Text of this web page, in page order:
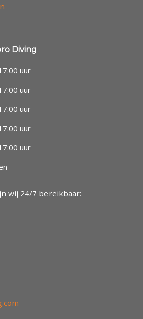
Diving
uur
uur
uur
uur
uur
wij 24/7 bereikbaar: